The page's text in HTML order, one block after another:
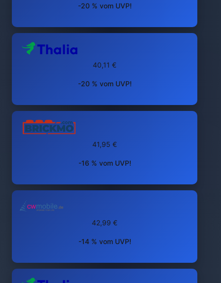
-20 % vom UVP!
40,11 €
-20 % vom UVP!
41,95 €
-16 % vom UVP!
42,99 €
-14 % vom UVP!